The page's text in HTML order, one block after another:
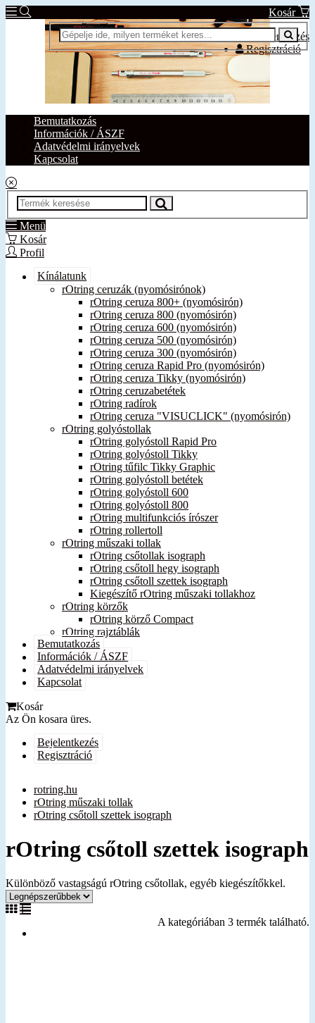
Kosár
Bejelentkezés
Regisztráció
Bemutatkozás
Információk / ÁSZF
Adatvédelmi irányelvek
Kapcsolat
Menü
Kosár
Profil
Kínálatunk
rOtring ceruzák (nyomósirónok)
rOtring ceruza 800+ (nyomósirón)
rOtring ceruza 800 (nyomósirón)
rOtring ceruza 600 (nyomósirón)
rOtring ceruza 500 (nyomósirón)
rOtring ceruza 300 (nyomósirón)
rOtring ceruza Rapid Pro (nyomósirón)
rOtring ceruza Tikky (nyomósirón)
rOtring ceruzabetétek
rOtring radírok
rOtring ceruza "VISUCLICK" (nyomósirón)
rOtring golyóstollak
rOtring golyóstoll Rapid Pro
rOtring golyóstoll Tikky
rOtring tűfilc Tikky Graphic
rOtring golyóstoll betétek
rOtring golyóstoll 600
rOtring golyóstoll 800
rOtring multifunkciós írószer
rOtring rollertoll
rOtring műszaki tollak
rOtring csőtollak isograph
rOtring csőtoll hegy isograph
rOtring csőtoll szettek isograph
Kiegészítő rOtring műszaki tollakhoz
rOtring körzők
rOtring körző Compact
rOtring rajztáblák
Bemutatkozás
Információk / ÁSZF
Adatvédelmi irányelvek
Kapcsolat
Kosár
Az Ön kosara üres.
Bejelentkezés
Regisztráció
rotring.hu
rOtring műszaki tollak
rOtring csőtoll szettek isograph
rOtring csőtoll szettek isograph
Különböző vastagságú rOtring csőtollak, egyéb kiegészítőkkel.
A kategóriában 3 termék található.